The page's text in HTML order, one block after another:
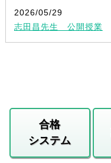
2026/05/29
志田昌先生 公開授業
合格
システム